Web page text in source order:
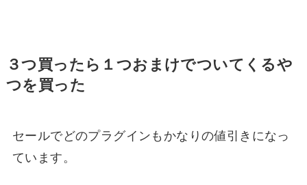
３つ買ったら１つおまけでついてくるや
つを買った
セールでどのプラグインもかなりの値引きになっ
ています。